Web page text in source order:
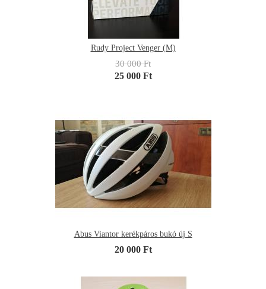
Rudy Project Venger (M)
30 000 Ft
25 000 Ft
Abus Viantor kerékpáros bukó új S
20 000 Ft